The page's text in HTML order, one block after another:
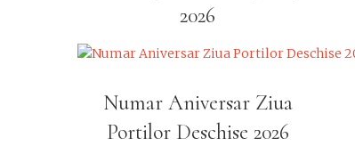
2026
Numar Aniversar Ziua
Portilor Deschise 2026